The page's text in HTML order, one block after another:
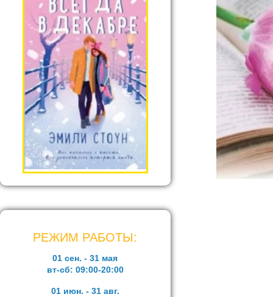
РЕЖИМ РАБОТЫ:
01 сен. - 31 мая
вт-сб: 09:00-20:00
01 июн. - 31 авг.